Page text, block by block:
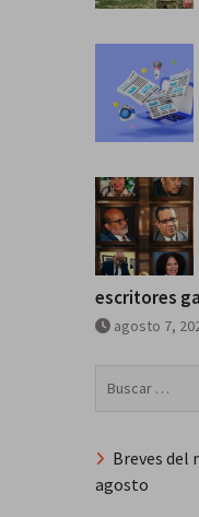
escritores
agosto 7,
Breves del
agosto